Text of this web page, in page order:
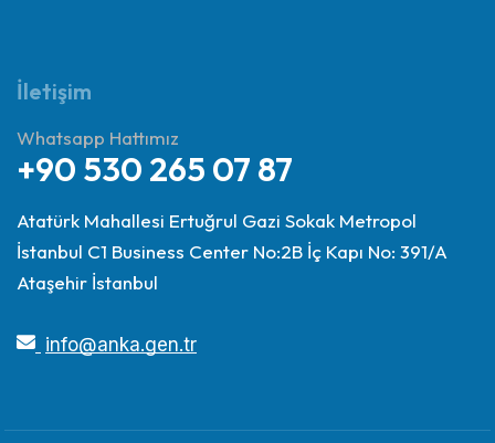
İletişim
Whatsapp Hattımız
+90 530 265 07 87
Atatürk Mahallesi Ertuğrul Gazi Sokak Metropol
İstanbul C1 Business Center No:2B İç Kapı No: 391/A
Ataşehir İstanbul
info@anka.gen.tr